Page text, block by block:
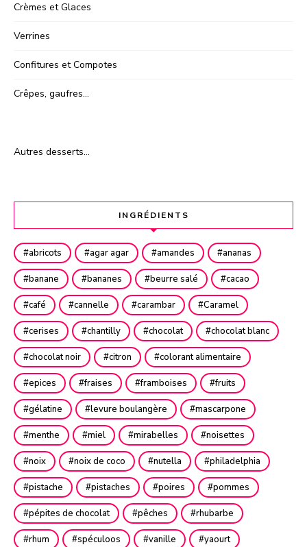
Crèmes et Glaces
Verrines
Confitures et Compotes
Crêpes, gaufres…
Autres desserts…
INGRÉDIENTS
abricots agar agar amandes ananas
banane bananes beurre salé cacao
café cannelle carambar Caramel
cerises chantilly chocolat chocolat blanc
chocolat noir citron colorant alimentaire
epices fraises framboises fruits
gélatine levure boulangère mascarpone
menthe miel mirabelles noisettes
noix noix de coco nutella philadelphia
pistache pistaches poires pommes
pépites de chocolat pêches rhubarbe
rhum spéculoos vanille yaourt